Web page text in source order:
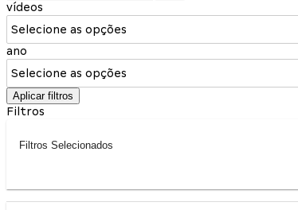
vídeos
Selecione as opções
ano
Selecione as opções
Aplicar filtros
Filtros
Filtros Selecionados